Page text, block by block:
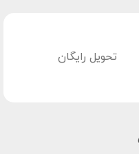
تحویل رایگان